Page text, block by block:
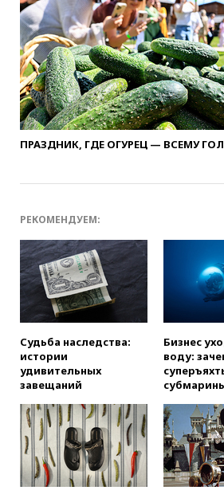
ПРАЗДНИК, ГДЕ ОГУРЕЦ — ВСЕМУ
РЕКОМЕНДУЕМ:
Судьба наследства:
истории
удивительных
завещаний
Бизнес
воду: